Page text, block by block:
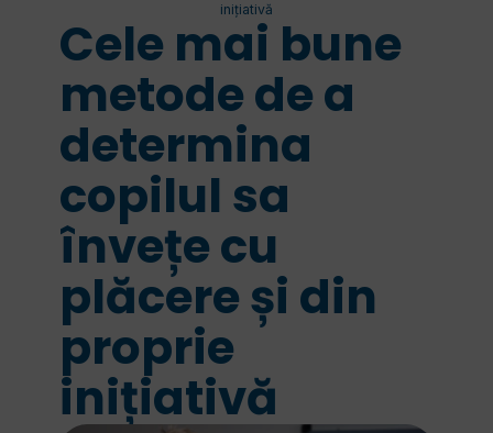
inițiativă
Cele mai bune
metode de a
determina
copilul sa
învețe cu
plăcere și din
proprie
inițiativă